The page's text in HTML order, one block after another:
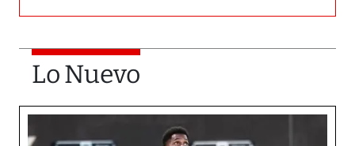
Lo Nuevo